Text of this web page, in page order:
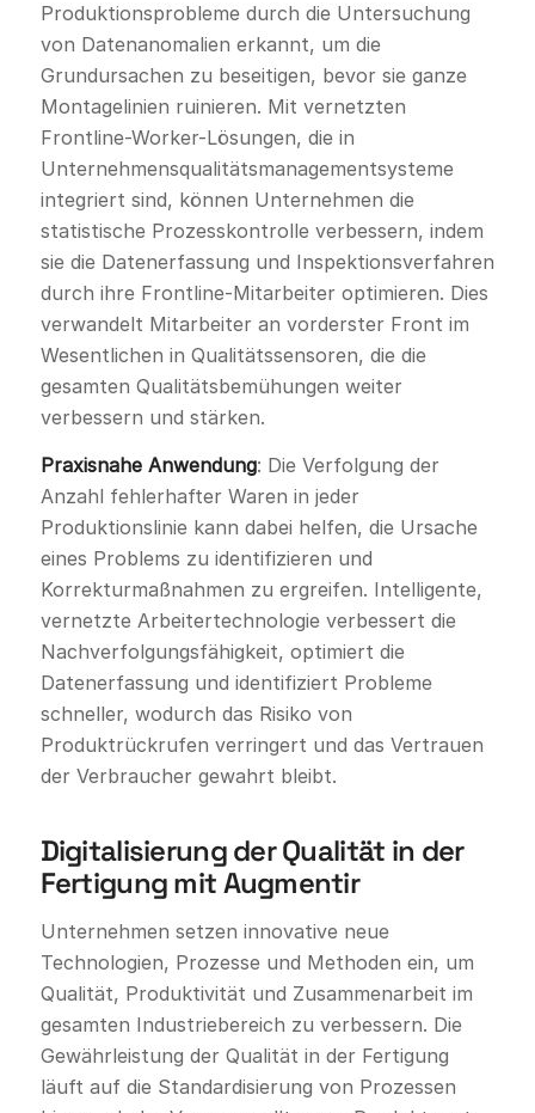
Produktionsprobleme durch die Untersuchung
von Datenanomalien erkannt, um die
Grundursachen zu beseitigen, bevor sie ganze
Montagelinien ruinieren. Mit vernetzten
Frontline-Worker-Lösungen, die in
Unternehmensqualitätsmanagementsysteme
integriert sind, können Unternehmen die
statistische Prozesskontrolle verbessern, indem
sie die Datenerfassung und Inspektionsverfahren
durch ihre Frontline-Mitarbeiter optimieren. Dies
verwandelt Mitarbeiter an vorderster Front im
Wesentlichen in Qualitätssensoren, die die
gesamten Qualitätsbemühungen weiter
verbessern und stärken.
Praxisnahe Anwendung: Die Verfolgung der
Anzahl fehlerhafter Waren in jeder
Produktionslinie kann dabei helfen, die Ursache
eines Problems zu identifizieren und
Korrekturmaßnahmen zu ergreifen. Intelligente,
vernetzte Arbeitertechnologie verbessert die
Nachverfolgungsfähigkeit, optimiert die
Datenerfassung und identifiziert Probleme
schneller, wodurch das Risiko von
Produktrückrufen verringert und das Vertrauen
der Verbraucher gewahrt bleibt.
Digitalisierung der Qualität in der
Fertigung mit Augmentir
Unternehmen setzen innovative neue
Technologien, Prozesse und Methoden ein, um
Qualität, Produktivität und Zusammenarbeit im
gesamten Industriebereich zu verbessern. Die
Gewährleistung der Qualität in der Fertigung
läuft auf die Standardisierung von Prozessen